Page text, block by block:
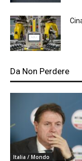
Da Non Perdere
Italia / Mondo